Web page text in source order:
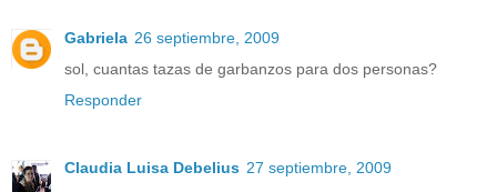
Gabriela 26 septiembre, 2009
sol, cuantas tazas de garbanzos para dos personas?
Responder
Claudia Luisa Debelius 27 septiembre, 2009